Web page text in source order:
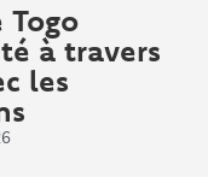
à travers
les